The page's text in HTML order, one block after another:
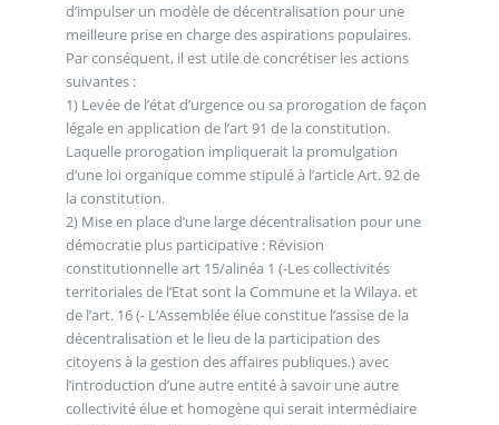
d’impulser un modèle de décentralisation pour une
meilleure prise en charge des aspirations populaires.
Par conséquent, il est utile de concrétiser les actions
suivantes :
1) Levée de l’état d’urgence ou sa prorogation de façon
légale en application de l’art 91 de la constitution.
Laquelle prorogation impliquerait la promulgation
d’une loi organique comme stipulé à l’article Art. 92 de
la constitution.
2) Mise en place d’une large décentralisation pour une
démocratie plus participative : Révision
constitutionnelle art 15/alinéa 1 (-Les collectivités
territoriales de l’Etat sont la Commune et la Wilaya. et
de l’art. 16 (- L’Assemblée élue constitue l’assise de la
décentralisation et le lieu de la participation des
citoyens à la gestion des affaires publiques.) avec
l’introduction d’une autre entité à savoir une autre
collectivité élue et homogène qui serait intermédiaire